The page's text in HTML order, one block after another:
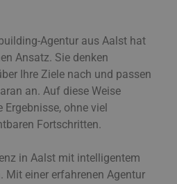
Agentur aus Aalst hat
Ansatz. Sie denken
Ihre Ziele nach und passen
an. Auf diese Weise
ohne viel
Fortschritten.
in Aalst mit intelligentem
Mit einer erfahrenen Agentur